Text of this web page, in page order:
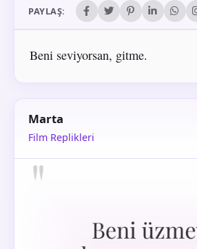
PAYLAŞ:
Beni seviyorsan, gitme.
Marta
Film Replikleri